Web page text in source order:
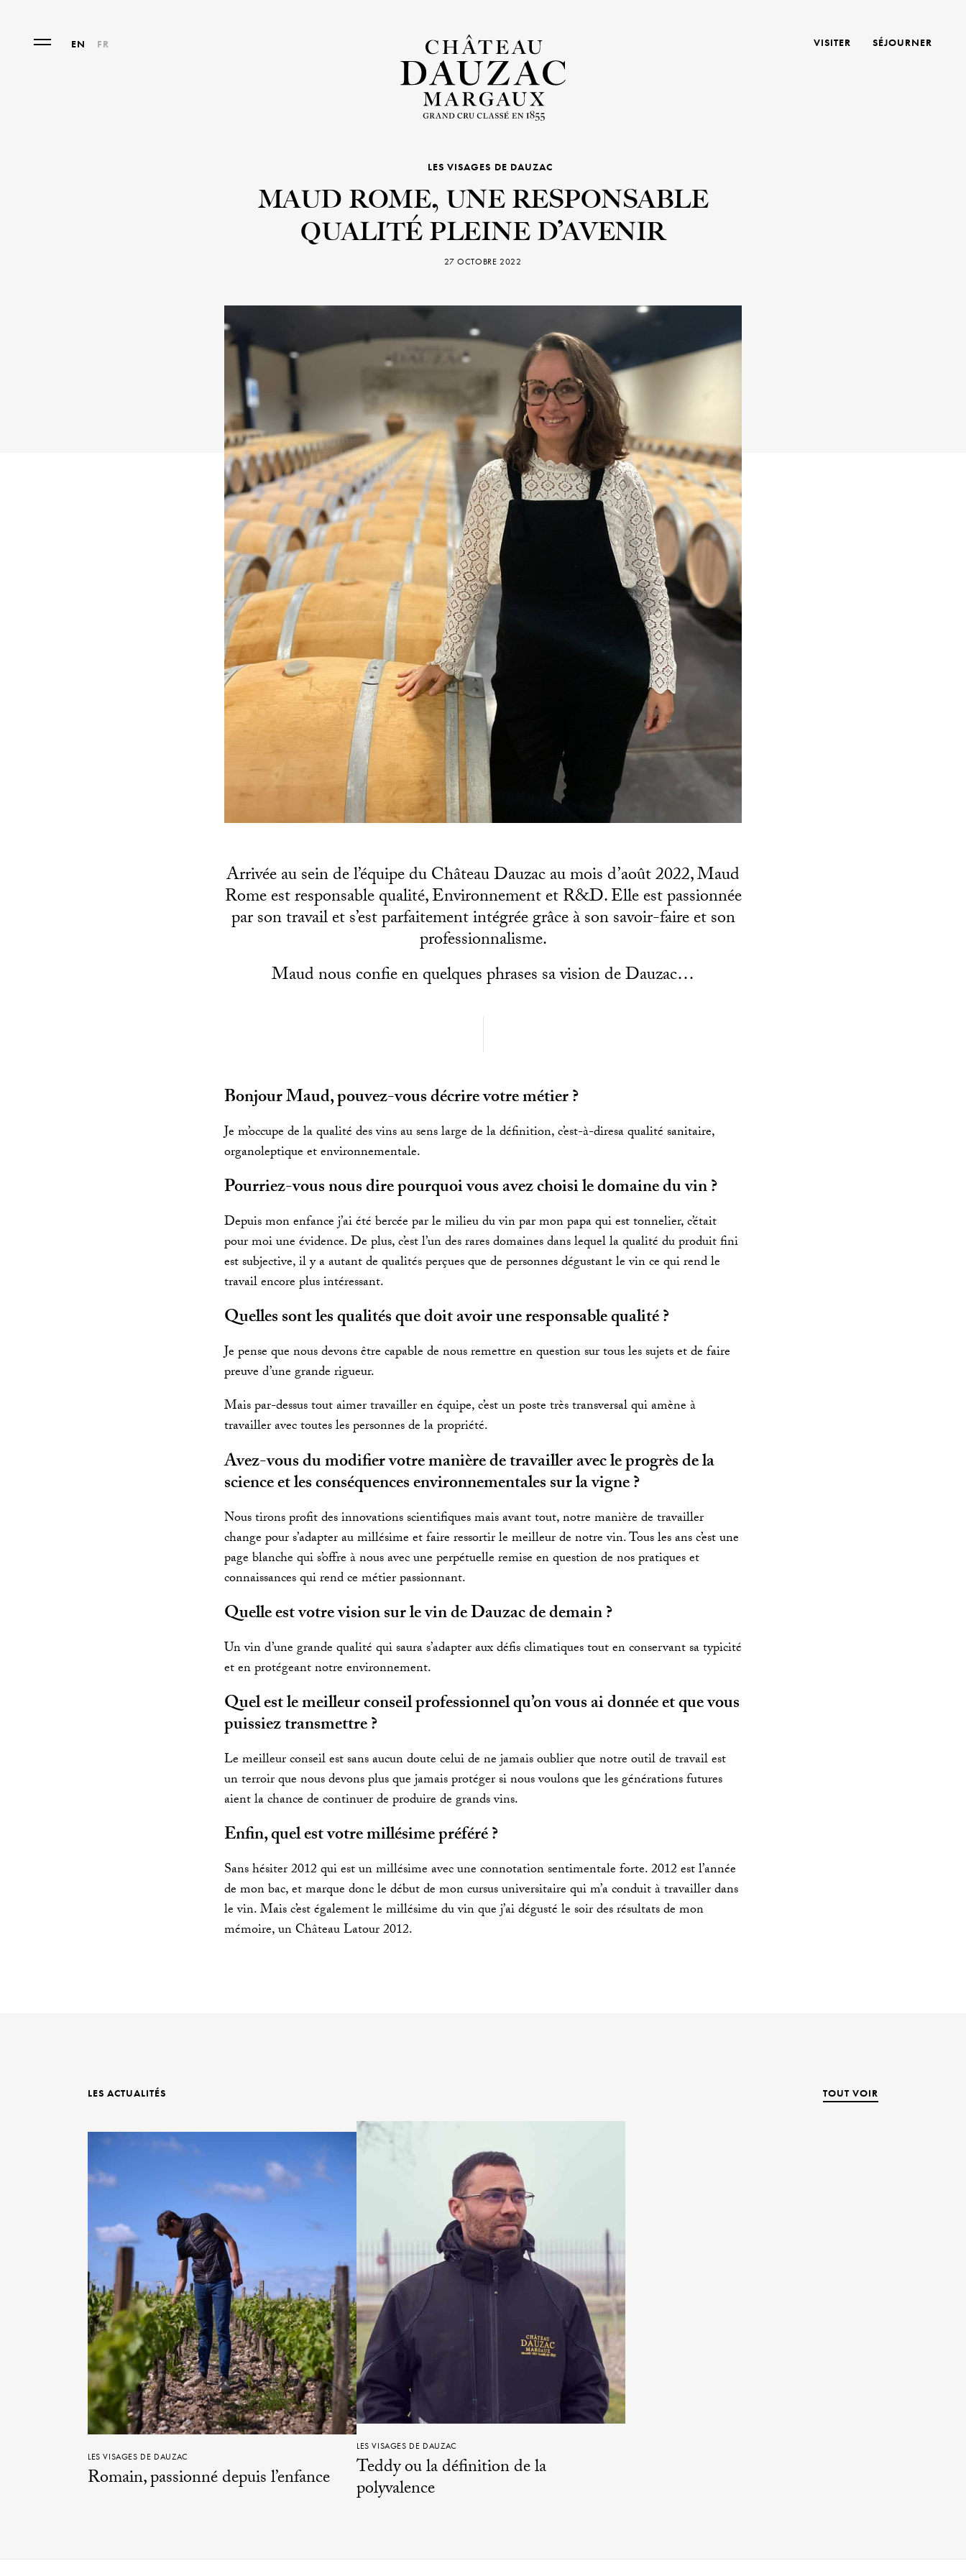
EN FR VISITER SÉJOURNER
LES VISAGES DE DAUZAC
MAUD ROME, UNE RESPONSABLE
QUALITÉ PLEINE D’AVENIR
27 OCTOBRE 2022
Arrivée au sein de l’équipe du Château Dauzac au mois d’août 2022, Maud
Rome est responsable qualité, Environnement et R&D. Elle est passionnée
par son travail et s’est parfaitement intégrée grâce à son savoir-faire et son
professionnalisme.
Maud nous confie en quelques phrases sa vision de Dauzac…
Bonjour Maud, pouvez-vous décrire votre métier ?
Je m’occupe de la qualité des vins au sens large de la définition, c’est-à-diresa qualité sanitaire,
organoleptique et environnementale.
Pourriez-vous nous dire pourquoi vous avez choisi le domaine du vin ?
Depuis mon enfance j’ai été bercée par le milieu du vin par mon papa qui est tonnelier, c’était
pour moi une évidence. De plus, c’est l’un des rares domaines dans lequel la qualité du produit fini
est subjective, il y a autant de qualités perçues que de personnes dégustant le vin ce qui rend le
travail encore plus intéressant.
Quelles sont les qualités que doit avoir une responsable qualité ?
Je pense que nous devons être capable de nous remettre en question sur tous les sujets et de faire
preuve d’une grande rigueur.
Mais par-dessus tout aimer travailler en équipe, c’est un poste très transversal qui amène à
travailler avec toutes les personnes de la propriété.
Avez-vous du modifier votre manière de travailler avec le progrès de la
science et les conséquences environnementales sur la vigne ?
Nous tirons profit des innovations scientifiques mais avant tout, notre manière de travailler
change pour s’adapter au millésime et faire ressortir le meilleur de notre vin. Tous les ans c’est une
page blanche qui s’offre à nous avec une perpétuelle remise en question de nos pratiques et
connaissances qui rend ce métier passionnant.
Quelle est votre vision sur le vin de Dauzac de demain ?
Un vin d’une grande qualité qui saura s’adapter aux défis climatiques tout en conservant sa typicité
et en protégeant notre environnement.
Quel est le meilleur conseil professionnel qu’on vous ai donnée et que vous
puissiez transmettre ?
Le meilleur conseil est sans aucun doute celui de ne jamais oublier que notre outil de travail est
un terroir que nous devons plus que jamais protéger si nous voulons que les générations futures
aient la chance de continuer de produire de grands vins.
Enfin, quel est votre millésime préféré ?
Sans hésiter 2012 qui est un millésime avec une connotation sentimentale forte. 2012 est l’année
de mon bac, et marque donc le début de mon cursus universitaire qui m’a conduit à travailler dans
le vin. Mais c’est également le millésime du vin que j’ai dégusté le soir des résultats de mon
mémoire, un Château Latour 2012.
LES ACTUALITÉS TOUT VOIR
LES VISAGES DE DAUZAC
Romain, passionné depuis l’enfance
LES VISAGES DE DAUZAC
Teddy ou la définition de la
polyvalence